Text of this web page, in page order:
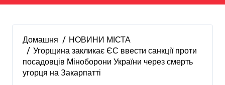
Домашня
НОВИНИ МІСТА
Угорщина закликає ЄС ввести санкції проти
посадовців Міноборони України через смерть
угорця на Закарпатті